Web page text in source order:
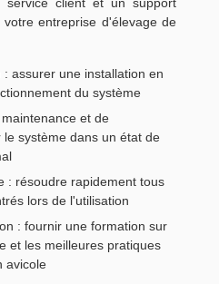
entreprise d'élevage de
assurer une installation en
du système
et de
système dans un état de
: résoudre rapidement tous
lors de l'utilisation
: fournir une formation sur
et les meilleures pratiques
avicole